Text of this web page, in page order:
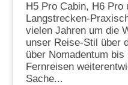
H5 Pro Cabin, H6 Pro
Langstrecken-
vielen Jahren um die
unser Reise-Stil über
über Nomadentum
Fernreisen
Sache...